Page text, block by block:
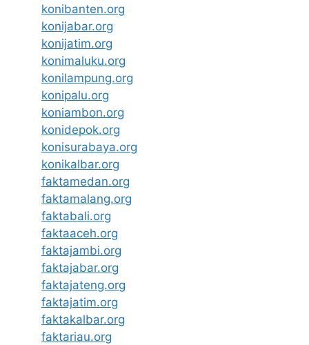
konibanten.org
konijabar.org
konijatim.org
konimaluku.org
konilampung.org
konipalu.org
koniambon.org
konidepok.org
konisurabaya.org
konikalbar.org
faktamedan.org
faktamalang.org
faktabali.org
faktaaceh.org
faktajambi.org
faktajabar.org
faktajateng.org
faktajatim.org
faktakalbar.org
faktariau.org